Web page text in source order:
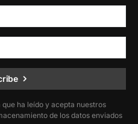
ha leído y acepta nuestros
de los datos enviados